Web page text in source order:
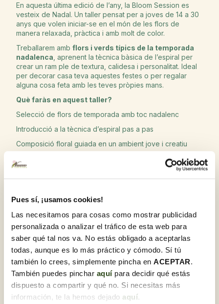
Pues sí, ¡usamos cookies!
Las necesitamos para cosas como mostrar publicidad
personalizada o analizar el tráfico de esta web para
saber qué tal nos va. No estás obligado a aceptarlas
todas, aunque es lo más práctico y cómodo. Sí tú
también lo crees, simplemente pincha en ACEPTAR.
También puedes pinchar aquípara decidir qué estás
dispuesto a compartir y qué no. Si necesitas más
información, te la hemos dejado aquí.
En aquesta última edició de l’any, la Bloom Session es
vesteix de Nadal. Un taller pensat per a joves de 14 a 30
anys que volen iniciar-se en el món de les flors de
manera relaxada, pràctica i amb molt de color.
Treballarem amb flors i verds típics de la temporada
nadalenca , aprenent la tècnica bàsica de l’espiral per
crear un ram ple de textura, calidesa i personalitat. Ideal
per decorar casa teva aquestes festes o per regalar
alguna cosa feta amb les teves pròpies mans.
Què faràs en aquest taller?
Selecció de flors de temporada amb toc nadalenc
Introducció a la tècnica d’espiral pas a pas
Composició floral guiada en un ambient jove i creatiu
Et ve de gust fer alguna cosa creativa abans d’acabar
l’any
Vols iniciar-te en el disseny floral amb un projecte
nadalenc
Busques un pla bonic, assequible i amb bon ambient
T’agradaria regalar-te o regalar un ram fet amb estima i
estil
Un tancament d’any creatiu, festiu i amb molt de flow
floral.